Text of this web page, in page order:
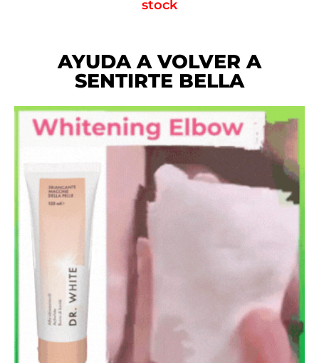
stock
AYUDA A VOLVER A
SENTIRTE BELLA